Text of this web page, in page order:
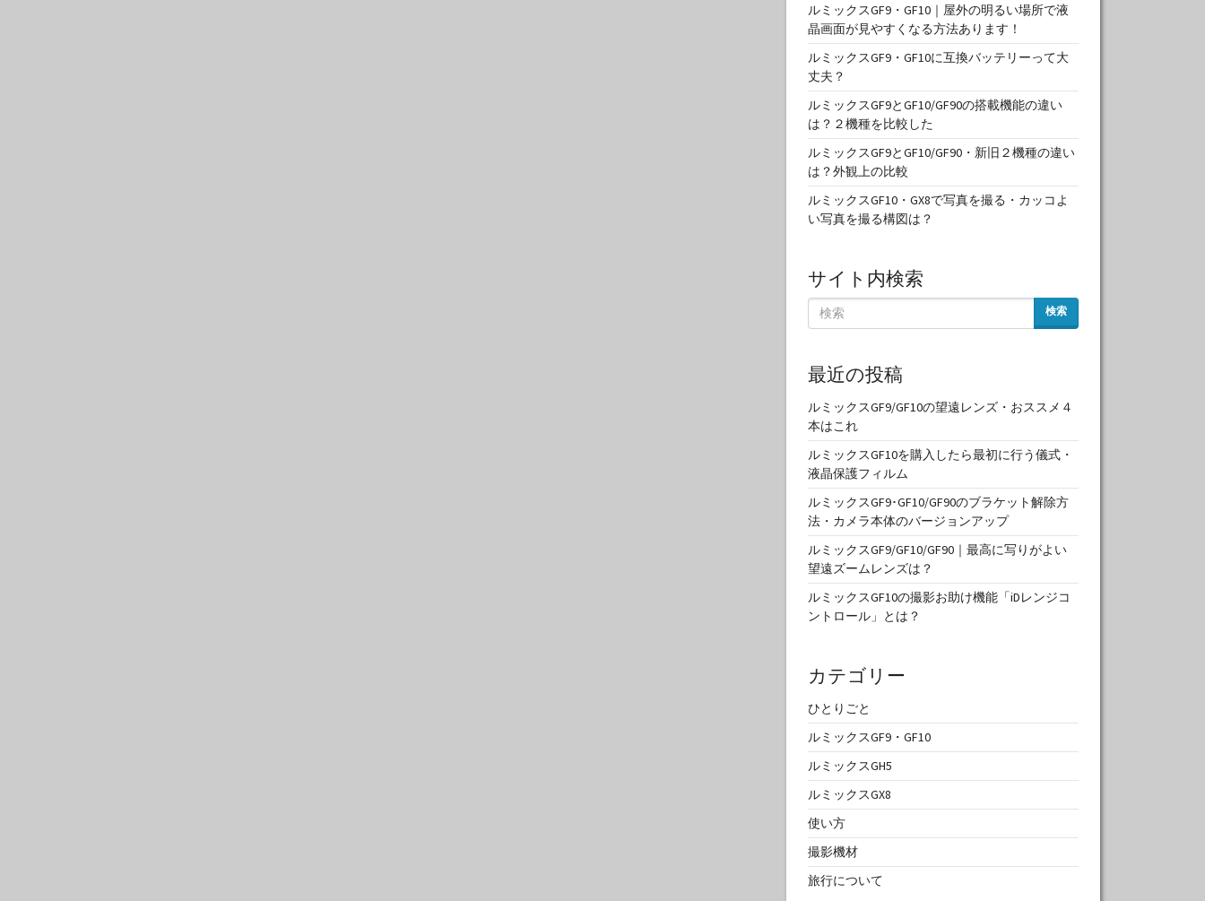
ルミックスGF9・GF10｜屋外の明るい場所で液
晶画面が見やすくなる方法あります！
ルミックスGF9・GF10に互換バッテリーって大
丈夫？
ルミックスGF9とGF10/GF90の搭載機能の違い
は？２機種を比較した
ルミックスGF9とGF10/GF90・新旧２機種の違い
は？外観上の比較
ルミックスGF10・GX8で写真を撮る・カッコよ
い写真を撮る構図は？
サイト内検索
検索
最近の投稿
ルミックスGF9/GF10の望遠レンズ・おススメ４
本はこれ
ルミックスGF10を購入したら最初に行う儀式・
液晶保護フィルム
ルミックスGF9･GF10/GF90のブラケット解除方
法・カメラ本体のバージョンアップ
ルミックスGF9/GF10/GF90｜最高に写りがよい
望遠ズームレンズは？
ルミックスGF10の撮影お助け機能「iDレンジコ
ントロール」とは？
カテゴリー
ひとりごと
ルミックスGF9・GF10
ルミックスGH5
ルミックスGX8
使い方
撮影機材
旅行について